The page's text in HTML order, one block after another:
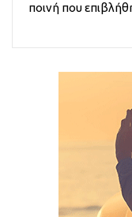
ποινή που